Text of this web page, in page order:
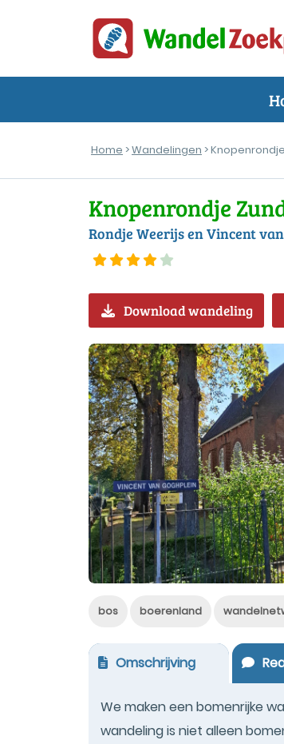
Home >Wandelingen >
Knopenrondje
Rondje Weerijs en Vincent
Download wandeling
bos boerenland
Omschrijving
We maken een bomenrijke
wandeling is niet alleen